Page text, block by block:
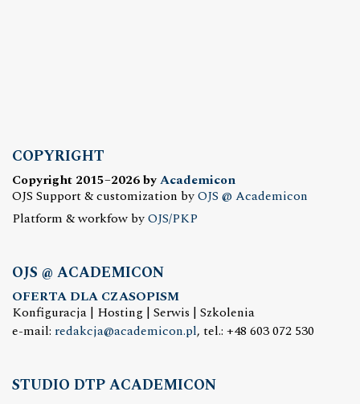
COPYRIGHT
Copyright 2015–2026 byAcademicon
OJS Support & customization byOJS @ Academicon
Platform & workfow byOJS/PKP
OJS @ ACADEMICON
OFERTA DLA CZASOPISM
Konfiguracja | Hosting | Serwis | Szkolenia
e-mail: redakcja@academicon.pl, tel.: +48 603 072 530
STUDIO DTP ACADEMICON